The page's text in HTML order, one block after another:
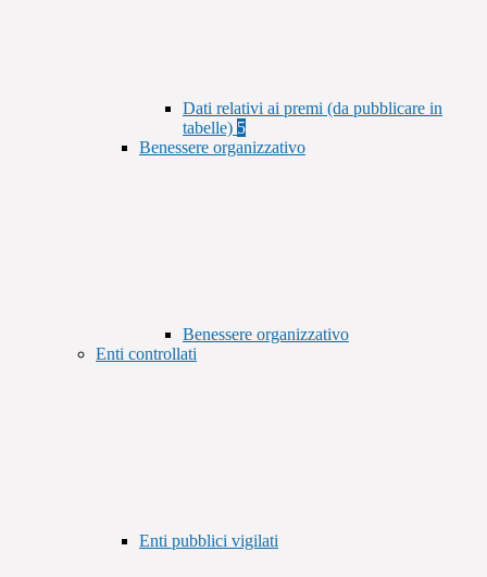
Dati relativi ai premi (da pubblicare in
tabelle) 5
Benessere organizzativo
Benessere organizzativo
Enti controllati
Enti pubblici vigilati